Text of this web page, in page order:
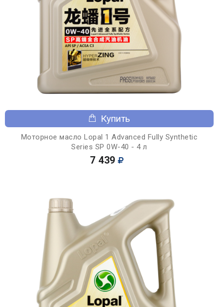
Купить
Моторное масло Lopal 1 Advanced Fully Synthetic
Series SP 0W-40 - 4 л
7 439